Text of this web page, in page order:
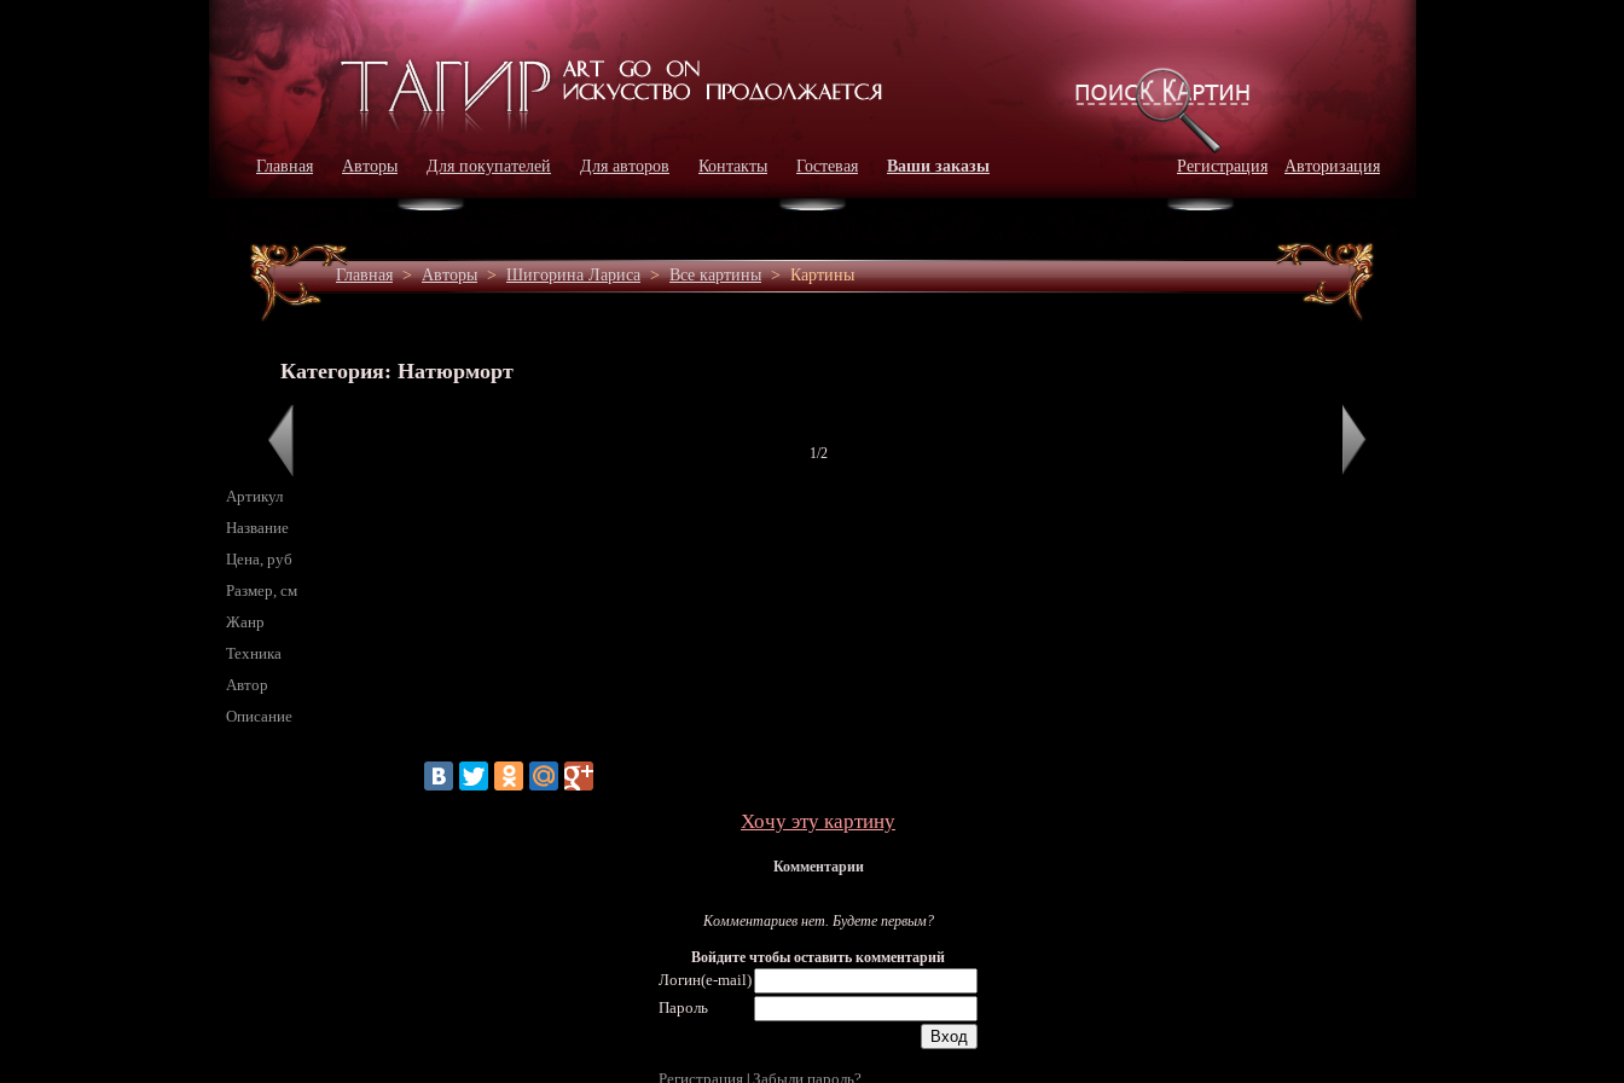
Главная Авторы Для покупателей Для авторов Контакты Гостевая Ваши заказы Регистрация Авторизация
Главная>Авторы>Шигорина Лариса>Все картины>Картины
Категория: Натюрморт
1/2
Артикул
Название
Цена, руб
Размер, см
Жанр
Техника
Автор
Описание
Хочу эту картину
Комментарии
Комментариев нет. Будете первым?
Войдите чтобы оставить комментарий
Логин(e-mail)
Пароль
Регистрация Забыли пароль?